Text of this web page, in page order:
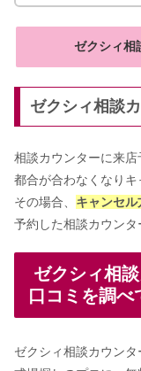
ゼクシィ相
ゼクシィ相談
相談カウンターに来
都合が合わなくなりキ
その場合、 キャンセ
予約した相談カウンタ
ゼクシィ相
口コミを調べ
ゼクシィ相談カウンタ